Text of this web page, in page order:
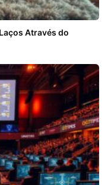
Através do